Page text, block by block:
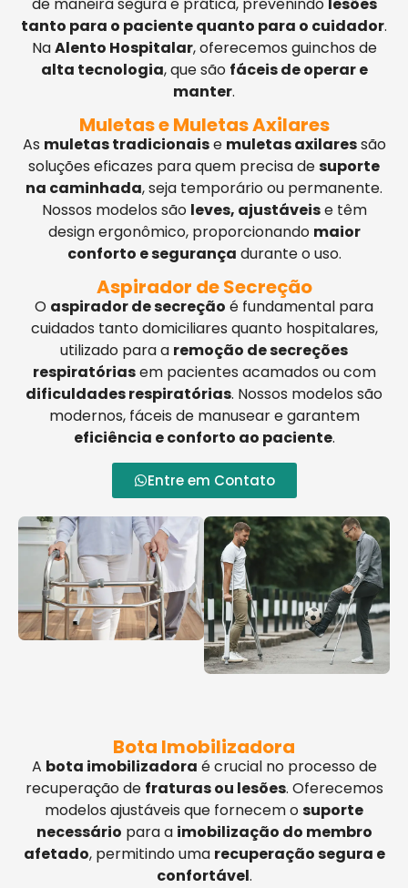
tanto para o paciente quanto para o cuidador.
NaAlento Hospitalar, oferecemos guinchos de
alta tecnologia, que são fáceis de operar e
manter.
Muletas e Muletas Axilares
As muletas tradicionaise muletas axilaressão
soluções eficazes para quem precisa desuporte
na caminhada, seja temporário ou permanente.
Nossos modelos são leves, ajustáveise têm
design ergonômico, proporcionando maior
conforto e segurança durante o uso.
Aspirador de Secreção
O aspirador de secreção é fundamental para
cuidados tanto domiciliares quanto hospitalares,
utilizado para a remoção de secreções
respiratóriasem pacientes acamados ou com
dificuldades respiratórias. Nossos modelos são
modernos, fáceis de manusear e garantem
eficiência e conforto ao paciente.
Entre em Contato
Bota Imobilizadora
A bota imobilizadora é crucial no processo de
recuperação de fraturas ou lesões. Oferecemos
modelos ajustáveis que fornecem osuporte
necessário para a imobilização do membro
afetado, permitindo uma recuperação segura e
confortável.